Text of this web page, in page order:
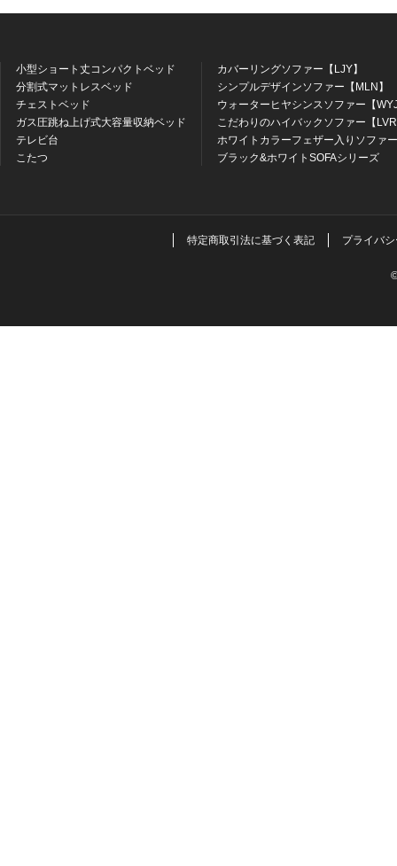
小型ショート丈コンパクトベッド
分割式マットレスベッド
チェストベッド
ガス圧跳ね上げ式大容量収納ベッド
テレビ台
こたつ
カバーリングソファー【LJY】
シンプルデザインソファー【MLN】
ウォーターヒヤシンスソファー【
こだわりのハイバックソファー【
ホワイトカラーフェザー入りソファ
ブラック&ホワイトSOFAシリーズ
特定商取引法に基づく表記 プライバ